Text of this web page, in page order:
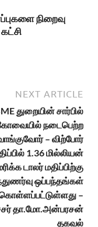
நிறைவு
NEXT ARTICLE
துறையின் சார்பில்
நடைபெற்ற
– விற்போர்
1.36 மில்லியன்
டாலர் மதிப்பிற்கு
ஒப்பந்தங்கள்
–
தா.மோ.அன்பரசன்
தகவல்